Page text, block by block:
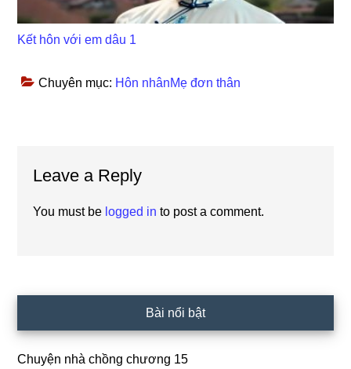
Kết hôn với em dâu 1
Chuyên mục: Hôn nhânMẹ đơn thân
Interactions
Leave a Reply
You must be logged in to post a comment.
Sidebar
Bài nổi bật
Chuyện nhà chồng chương 15